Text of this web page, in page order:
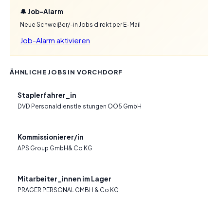
🔔 Job-Alarm
Neue Schweißer/-in Jobs direkt per E-Mail
Job-Alarm aktivieren
ÄHNLICHE JOBS IN VORCHDORF
Staplerfahrer_in
DVD Personaldienstleistungen OÖ5 GmbH
Kommissionierer/in
APS Group GmbH& Co KG
Mitarbeiter_innen im Lager
PRAGER PERSONAL GMBH & Co KG